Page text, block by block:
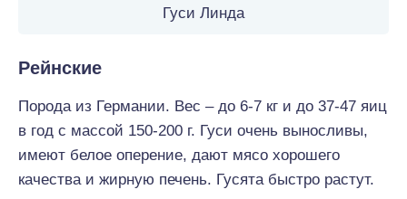
Гуси Линда
Рейнские
Порода из Германии. Вес – до 6-7 кг и до 37-47 яиц
в год с массой 150-200 г. Гуси очень выносливы,
имеют белое оперение, дают мясо хорошего
качества и жирную печень. Гусята быстро растут.